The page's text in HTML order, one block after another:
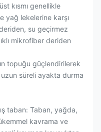
kısmı genellikle
yağ lekelerine karşı
su geçirmez
mikrofiber deriden
topuğu güçlendirilerek
süreli ayakta durma
taban: Taban, yağda,
kavrama ve